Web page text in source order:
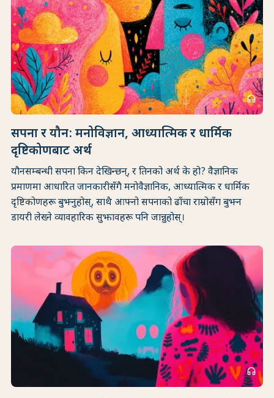
headphones
सपना र यौन: मनोविज्ञान, आध्यात्मिक र धार्मिक
दृष्टिकोणबाट अर्थ
यौनसम्बन्धी सपना किन देखिन्छन्, र तिनको अर्थ के हो? वैज्ञानिक
प्रमाणमा आधारित जानकारीसँगै मनोवैज्ञानिक, आध्यात्मिक र धार्मिक
दृष्टिकोणहरू बुझ्नुहोस्, साथै आफ्नो सपनाको ढाँचा राम्रोसँग बुझ्न
डायरी लेख्ने व्यावहारिक सुझावहरू पनि जान्नुहोस्।
headphones